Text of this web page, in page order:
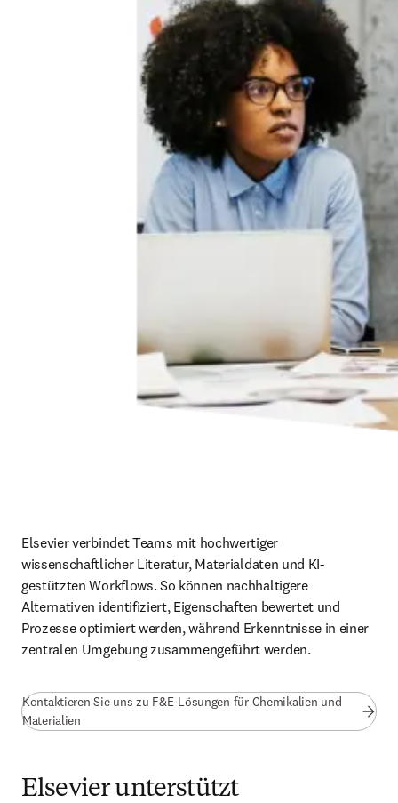
Elsevier verbindet Teams mit hochwertiger
wissenschaftlicher Literatur, Materialdaten und KI-
gestützten Workflows. So können nachhaltigere
Alternativen identifiziert, Eigenschaften bewertet und
Prozesse optimiert werden, während Erkenntnisse in einer
zentralen Umgebung zusammengeführt werden.
Kontaktieren Sie uns zu F&E-Lösungen für Chemikalien und
Materialien
Elsevier unterstützt